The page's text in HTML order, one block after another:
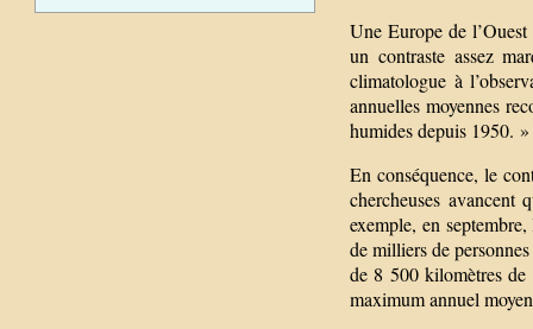
Une Europe de
un contraste assez
climatologue à
annuelles moyennes
humides depuis 1950. »
En conséquence, le
chercheuses
exemple, en
de milliers de
de 8 500 kilomètres de
maximum annuel